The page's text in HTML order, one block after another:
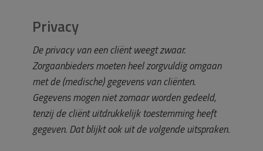
Privacy
De privacy van een cliënt weegt zwaar.
Zorgaanbieders moeten heel zorgvuldig omgaan
met de (medische) gegevens van cliënten.
Gegevens mogen niet zomaar worden gedeeld,
tenzij de cliënt uitdrukkelijk toestemming heeft
gegeven. Dat blijkt ook uit de volgende uitspraken.